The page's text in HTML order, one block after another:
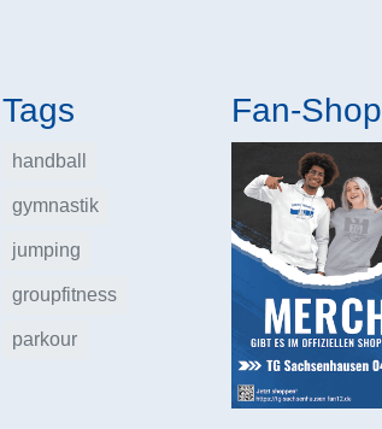
Tags
handball
gymnastik
jumping
groupfitness
parkour
Fan-Shop